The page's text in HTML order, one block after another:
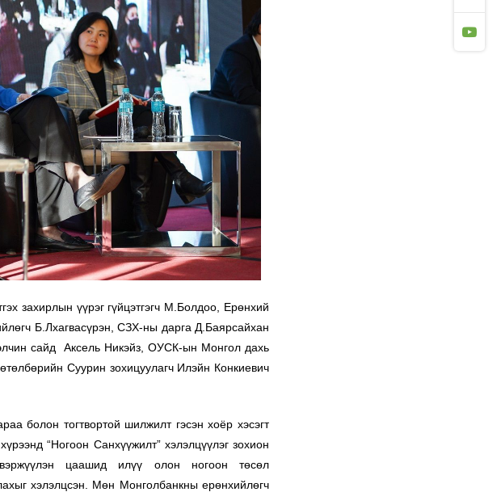
захирлын үүрэг гүйцэтгэгч М.Болдоо, Ерөнхий
Б.Лхагвасүрэн, СЗХ-ны дарга Д.Баярсайхан
сайд Аксель Никэйз, ОУСК-ын Монгол дахь
Суурин зохицуулагч Илэйн Конкиевич
болон тогтвортой шилжилт гэсэн хоёр хэсэгт
“Ногоон Санхүүжилт” хэлэлцүүлэг зохион
цаашид илүү олон ногоон төсөл
хэлэлцсэн. Мөн Монголбанкны ерөнхийлөгч